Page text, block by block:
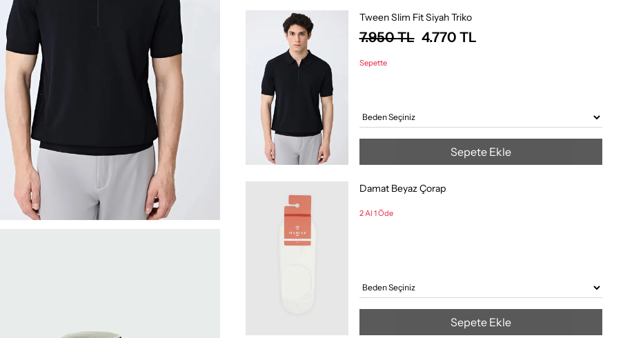
Tween Slim Fit Siyah Triko
7.950TL 4.770 TL
Sepette
Sepete Ekle
Damat Beyaz Çorap
2 Al 1 Öde
Sepete Ekle